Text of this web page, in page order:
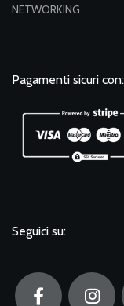
NETWORKING
Pagamenti sicuri con:
Seguici su: